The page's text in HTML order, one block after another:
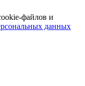
файлов и
данных